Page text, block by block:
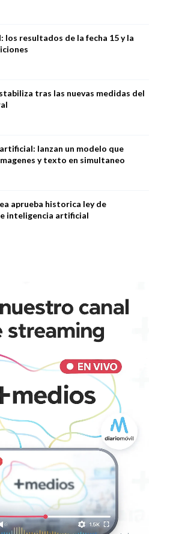
los resultados de la fecha 15 y la
tras las nuevas medidas del
lanzan un modelo que
y texto en simultaneo
aprueba historica ley de
inteligencia artificial